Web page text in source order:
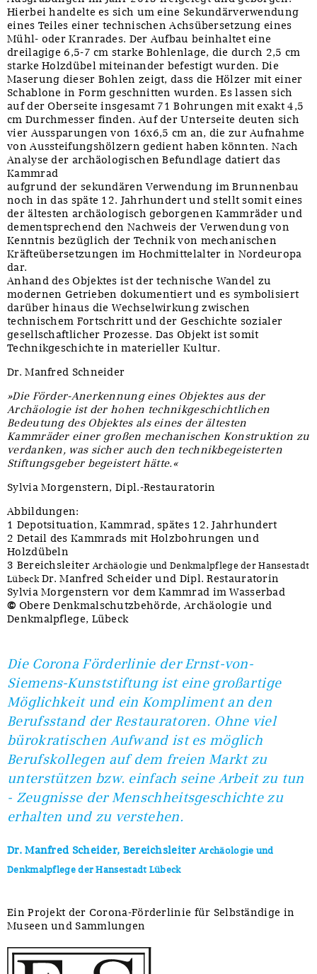
Hierbei handelte es sich um eine Sekundärverwendung
eines Teiles einer technischen Achsübersetzung eines
Mühl- oder Kranrades. Der Aufbau beinhaltet eine
dreilagige 6,5-7 cm starke Bohlenlage, die durch 2,5 cm
starke Holzdübel miteinander befestigt wurden. Die
Maserung dieser Bohlen zeigt, dass die Hölzer mit einer
Schablone in Form geschnitten wurden. Es lassen sich
auf der Oberseite insgesamt 71 Bohrungen mit exakt 4,5
cm Durchmesser finden. Auf der Unterseite deuten sich
vier Aussparungen von 16x6,5 cm an, die zur Aufnahme
von Aussteifungshölzern gedient haben könnten. Nach
Analyse der archäologischen Befundlage datiert das
Kammrad
aufgrund der sekundären Verwendung im Brunnenbau
noch in das späte 12. Jahrhundert und stellt somit eines
der ältesten archäologisch geborgenen Kammräder und
dementsprechend den Nachweis der Verwendung von
Kenntnis bezüglich der Technik von mechanischen
Kräfteübersetzungen im Hochmittelalter in Nordeuropa
dar.
Anhand des Objektes ist der technische Wandel zu
modernen Getrieben dokumentiert und es symbolisiert
darüber hinaus die Wechselwirkung zwischen
technischem Fortschritt und der Geschichte sozialer
gesellschaftlicher Prozesse. Das Objekt ist somit
Technikgeschichte in materieller Kultur.
Dr. Manfred Schneider
»Die Förder-Anerkennung eines Objektes aus der
Archäologie ist der hohen technikgeschichtlichen
Bedeutung des Objektes als eines der ältesten
Kammräder einer großen mechanischen Konstruktion zu
verdanken, was sicher auch den technikbegeisterten
Stiftungsgeber begeistert hätte.«
Sylvia Morgenstern, Dipl.-Restauratorin
Abbildungen:
1 Depotsituation, Kammrad, spätes 12. Jahrhundert
2 Detail des Kammrads mit Holzbohrungen und
Holzdübeln
3 BereichsleiterArchäologie und Denkmalpflege der Hansestadt
LübeckDr. Manfred Scheider und Dipl. Restauratorin
Sylvia Morgenstern vor dem Kammrad im Wasserbad
© Obere Denkmalschutzbehörde, Archäologie und
Denkmalpflege, Lübeck
Die Corona Förderlinie der Ernst-von-
Siemens-Kunststiftung ist eine großartige
Möglichkeit und ein Kompliment an den
Berufsstand der Restauratoren. Ohne viel
bürokratischen Aufwand ist es möglich
Berufskollegen auf dem freien Markt zu
unterstützen bzw. einfach seine Arbeit zu tun
- Zeugnisse der Menschheitsgeschichte zu
erhalten und zu verstehen.
Dr. Manfred Scheider, BereichsleiterArchäologie und
Denkmalpflege der Hansestadt Lübeck
Ein Projekt der Corona-Förderlinie für Selbständige in
Museen und Sammlungen